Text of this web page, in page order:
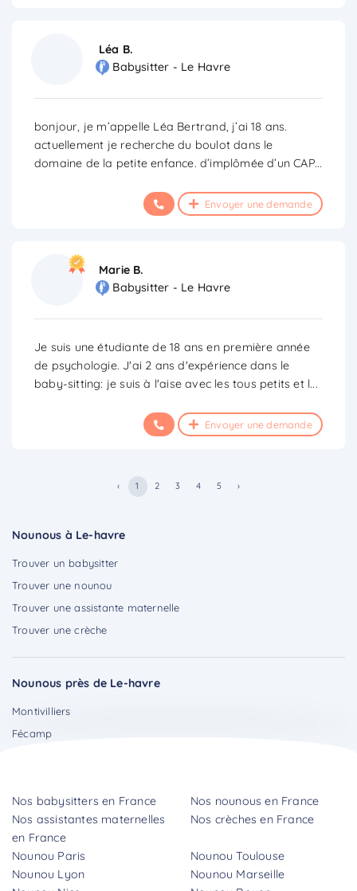
Nounous à Le-havre
Trouver un babysitter
Trouver une nounou
Trouver une assistante maternelle
Trouver une crèche
Nounous près de Le-havre
Montivilliers
Fécamp
Léa B.
Babysitter - Le Havre
bonjour, je m’appelle Léa Bertrand, j’ai 18 ans.
actuellement je recherche du boulot dans le
domaine de la petite enfance. d’implômée d’un CAP...
Envoyer une demande
Marie B.
Babysitter - Le Havre
Je suis une étudiante de 18 ans en première année
de psychologie. J'ai 2 ans d'expérience dans le
baby-sitting: je suis à l'aise avec les tous petits et l...
Envoyer une demande
‹ 1 2 3 4 5 ›
Nos babysitters en France
Nos nounous en France
Nos assistantes maternelles
en France
Nos crèches en France
Nounou Paris
Nounou Toulouse
Nounou Lyon
Nounou Marseille